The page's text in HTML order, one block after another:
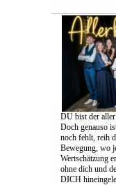
DU bist der
Doch genauso
noch fehlt, reih
Bewegung, wo
Wertschätzung
ohne dich und
DICH